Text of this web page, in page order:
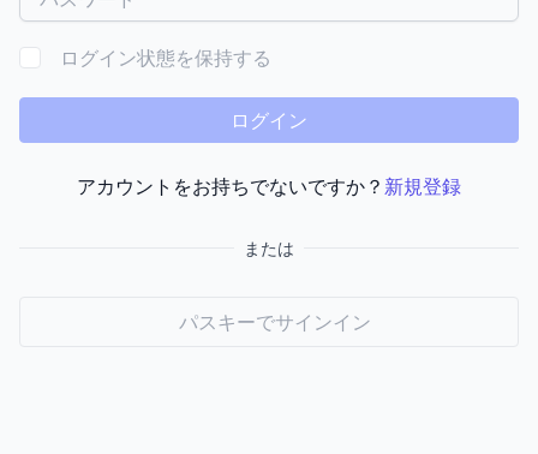
ログイン状態を保持する
ログイン
アカウントをお持ちでないですか？ 新規登録
または
パスキーでサインイン